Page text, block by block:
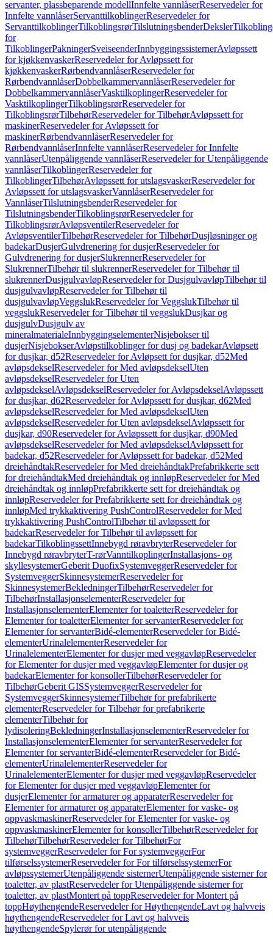
servanter, plassbeparende modellInnfelte vannlåserReservedeler for
Innfelte vannlåserServanttilkoblingerReservedeler for
ServanttilkoblingerTilkoblingsrørTilslutningsbenderDeksler
for
TilkoblingerPakningerSveiseenderInnbyggingssisternerAvløpssett
for kjøkkenvaskerReservedeler for Avløpssett for
kjøkkenvaskerRørbendvannlåserReservedeler for
RørbendvannlåserDobbelkammervannlåserReservedeler for
DobbelkammervannlåserVasktilkoplingerReservedeler for
VasktilkoplingerTilkoblingsrørReservedeler for
TilkoblingsrørTilbehørReservedeler for TilbehørAvløpssett for
maskinerReservedeler for Avløpssett for
maskinerRørbendvannlåserReservedeler for
RørbendvannlåserInnfelte vannlåserReservedeler for Innfelte
vannlåserUtenpåliggende vannlåserReservedeler for Utenpåliggende
vannlåserTilkoblingerReservedeler for
TilkoblingerTilbehørAvløpssett for utslagsvaskerReservedeler for
Avløpssett for utslagsvaskerVannlåserReservedeler for
VannlåserTilslutningsbenderReservedeler for
TilslutningsbenderTilkoblingsrørReservedeler for
TilkoblingsrørAvløpsventilerReservedeler for
AvløpsventilerTilbehørReservedeler for TilbehørDusjløsninger og
badekarDusjerGulvdrenering for dusjerReservedeler for
Gulvdrenering for dusjerSlukrennerReservedeler for
SlukrennerTilbehør til slukrennerReservedeler for Tilbehør til
slukrennerDusjgulvavløpReservedeler for DusjgulvavløpTilbehør til
dusjgulvavløpReservedeler for Tilbehør til
dusjgulvavløpVeggslukReservedeler for VeggslukTilbehør til
veggslukReservedeler for Tilbehør til veggslukDusjkar og
dusjgulvDusjgulv av
mineralmaterialeInnbyggingselementerNisjebokser til
dusjerNisjebokserAvløpstilkoblinger for dusj og badekarAvløpsett
for dusjkar, d52Reservedeler for Avløpsett for dusjkar, d52Med
avløpsdekselReservedeler for Med avløpsdekselUten
avløpsdekselReservedeler for Uten
avløpsdekselAvløpsdekselReservedeler for AvløpsdekselAvløpssett
for dusjkar, d62Reservedeler for Avløpssett for dusjkar, d62Med
avløpsdekselReservedeler for Med avløpsdekselUten
avløpsdekselReservedeler for Uten avløpsdekselAvløpssett for
dusjkar, d90Reservedeler for Avløpssett for dusjkar, d90Med
avløpsdekselReservedeler for Med avløpsdekselAvløpssett for
badekar, d52Reservedeler for Avløpssett for badekar, d52Med
dreiehåndtakReservedeler for Med dreiehåndtakPrefabrikkerte sett
for dreiehåndtakMed dreiehåndtak og innløpReservedeler for Med
dreiehåndtak og innløpPrefabrikkerte sett for dreiehåndtak og
innløpReservedeler for Prefabrikkerte sett for dreiehåndtak og
innløpMed trykkaktivering PushControlReservedeler for Med
trykkaktivering PushControlTilbehør til avløpssett for
badekarReservedeler for Tilbehør til avløpssett for
badekarTilkoblingssettInnebygd røravbryterReservedeler for
Innebygd røravbryterT-rørVanntilkoplingerInstallasjons- og
skyllesystemerGeberit DuofixSystemveggerReservedeler for
SystemveggerSkinnesystemerReservedeler for
SkinnesystemerBekledningerTilbehørReservedeler for
TilbehørInstallasjonselementerReservedeler for
InstallasjonselementerElementer for toaletterReservedeler for
Elementer for toaletterElementer for servanterReservedeler for
Elementer for servanterBidé-elementerReservedeler for Bidé-
elementerUrinalelementerReservedeler for
UrinalelementerElementer for dusjer med veggavløpReservedeler
for Elementer for dusjer med veggavløpElementer for dusjer og
badekarElementer for konsollerTilbehørReservedeler for
TilbehørGeberit GISSystemveggerReservedeler for
SystemveggerSkinnesystemerTilbehør for prefabrikerte
elementerReservedeler for Tilbehør for prefabrikerte
elementerTilbehør for
lydisoleringBekledningerInstallasjonselementerReservedeler for
InstallasjonselementerElementer for servanterReservedeler for
Elementer for servanterBidé-elementerReservedeler for Bidé-
elementerUrinalelementerReservedeler for
UrinalelementerElementer for dusjer med veggavløpReservedeler
for Elementer for dusjer med veggavløpElementer for
dusjerElementer for armaturer og apparaterReservedeler for
Elementer for armaturer og apparaterElementer for vaske- og
oppvaskmaskinerReservedeler for Elementer for vaske- og
oppvaskmaskinerElementer for konsollerTilbehørReservedeler for
TilbehørTilbehørReservedeler for TilbehørFor
systemveggerReservedeler for For systemveggerFor
tilførselssystemerReservedeler for For tilførselssystemerFor
avløpssystemerUtenpåliggende sisternerUtenpåliggende sisterner for
toaletter, av plastReservedeler for Utenpåliggende sisterner for
toaletter, av plastMontert på toppReservedeler for Montert på
toppHøythengendeReservedeler for HøythengendeLavt og halvveis
høythengendeReservedeler for Lavt og halvveis
høythengendeSpylerør for utenpåliggende